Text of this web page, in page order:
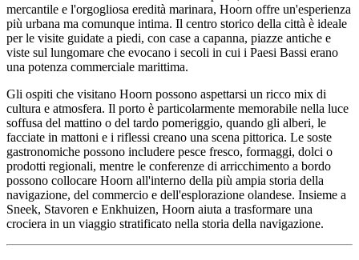
mercantile e l'orgogliosa eredità marinara, Hoorn offre un'esperienza
più urbana ma comunque intima. Il centro storico della città è ideale
per le visite guidate a piedi, con case a capanna, piazze antiche e
viste sul lungomare che evocano i secoli in cui i Paesi Bassi erano
una potenza commerciale marittima.
Gli ospiti che visitano Hoorn possono aspettarsi un ricco mix di
cultura e atmosfera. Il porto è particolarmente memorabile nella luce
soffusa del mattino o del tardo pomeriggio, quando gli alberi, le
facciate in mattoni e i riflessi creano una scena pittorica. Le soste
gastronomiche possono includere pesce fresco, formaggi, dolci o
prodotti regionali, mentre le conferenze di arricchimento a bordo
possono collocare Hoorn all'interno della più ampia storia della
navigazione, del commercio e dell'esplorazione olandese. Insieme a
Sneek, Stavoren e Enkhuizen, Hoorn aiuta a trasformare una
crociera in un viaggio stratificato nella storia della navigazione.